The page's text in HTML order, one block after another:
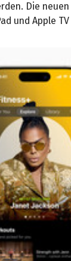
Die
und Apple